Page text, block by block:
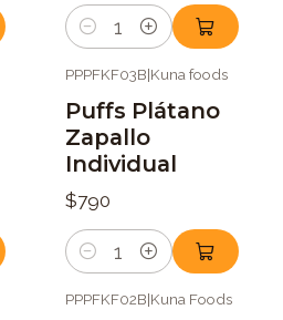
Cantidad
PPPFKF03B|Kuna foods
Puffs Plátano
Zapallo
Individual
$790
Cantidad
PPPFKF02B|Kuna Foods